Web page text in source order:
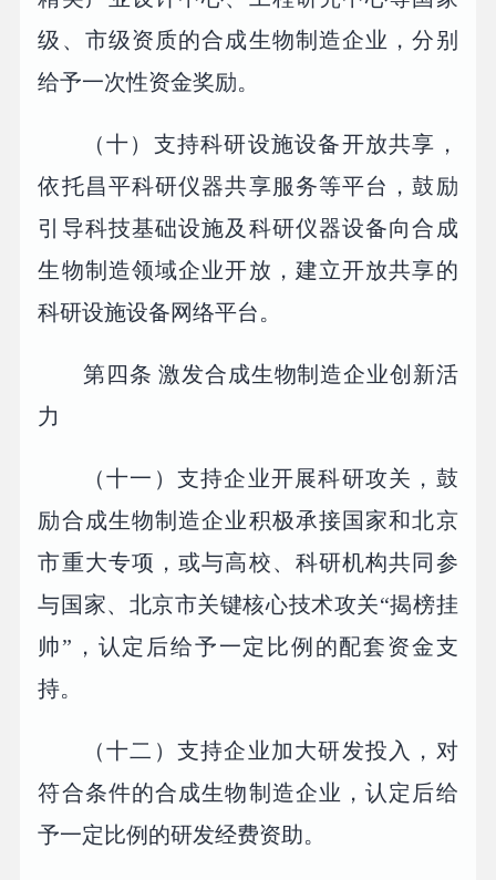
级、市级资质的合成生物制造企业，分别
给予一次性资金奖励。
（十）支持科研设施设备开放共享，
依托昌平科研仪器共享服务等平台，鼓励
引导科技基础设施及科研仪器设备向合成
生物制造领域企业开放，建立开放共享的
科研设施设备网络平台。
第四条 激发合成生物制造企业创新活
力
（十一）支持企业开展科研攻关，鼓
励合成生物制造企业积极承接国家和北京
市重大专项，或与高校、科研机构共同参
与国家、北京市关键核心技术攻关“揭榜挂
帅”，认定后给予一定比例的配套资金支
持。
（十二）支持企业加大研发投入，对
符合条件的合成生物制造企业，认定后给
予一定比例的研发经费资助。